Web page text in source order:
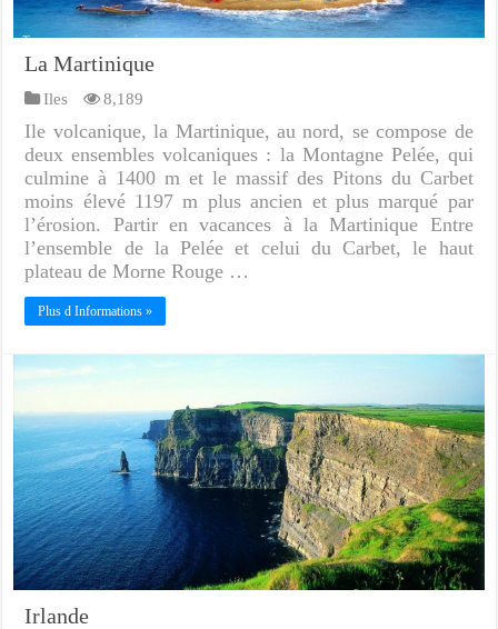
La Martinique
Iles 8,189
Ile volcanique, la Martinique, au nord, se compose de
deux ensembles volcaniques : la Montagne Pelée, qui
culmine à 1400 m et le massif des Pitons du Carbet
moins élevé 1197 m plus ancien et plus marqué par
l’érosion. Partir en vacances à la Martinique Entre
l’ensemble de la Pelée et celui du Carbet, le haut
plateau de Morne Rouge …
Plus d Informations »
Irlande